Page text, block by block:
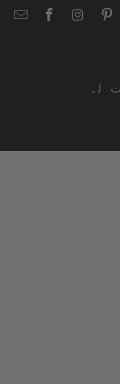
EMAIL